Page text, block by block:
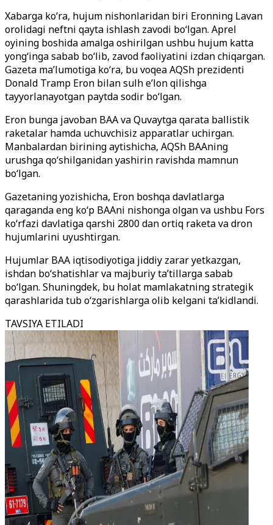
Xabarga ko‘ra, hujum nishonlaridan biri Eronning Lavan
orolidagi neftni qayta ishlash zavodi bo‘lgan. Aprel
oyining boshida amalga oshirilgan ushbu hujum katta
yong‘inga sabab bo‘lib, zavod faoliyatini izdan chiqargan.
Gazeta ma’lumotiga ko‘ra, bu voqea AQSh prezidenti
Donald Tramp Eron bilan sulh e’lon qilishga
tayyorlanayotgan paytda sodir bo‘lgan.
Eron bunga javoban BAA va Quvaytga qarata ballistik
raketalar hamda uchuvchisiz apparatlar uchirgan.
Manbalardan birining aytishicha, AQSh BAAning
urushga qo‘shilganidan yashirin ravishda mamnun
bo‘lgan.
Gazetaning yozishicha, Eron boshqa davlatlarga
qaraganda eng ko‘p BAAni nishonga olgan va ushbu Fors
ko‘rfazi davlatiga qarshi 2800 dan ortiq raketa va dron
hujumlarini uyushtirgan.
Hujumlar BAA iqtisodiyotiga jiddiy zarar yetkazgan,
ishdan bo‘shatishlar va majburiy ta’tillarga sabab
bo‘lgan. Shuningdek, bu holat mamlakatning strategik
qarashlarida tub o‘zgarishlarga olib kelgani ta’kidlandi.
TAVSIYA ETILADI